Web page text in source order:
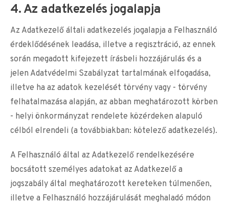
4. Az adatkezelés jogalapja
Az Adatkezelő általi adatkezelés jogalapja a Felhasználó
érdeklődésének leadása, illetve a regisztráció, az ennek
során megadott kifejezett írásbeli hozzájárulás és a
jelen Adatvédelmi Szabályzat tartalmának elfogadása,
illetve ha az adatok kezelését törvény vagy - törvény
felhatalmazása alapján, az abban meghatározott körben
- helyi önkormányzat rendelete közérdeken alapuló
célból elrendeli (a továbbiakban: kötelező adatkezelés).
A Felhasználó által az Adatkezelő rendelkezésére
bocsátott személyes adatokat az Adatkezelő a
jogszabály által meghatározott kereteken túlmenően,
illetve a Felhasználó hozzájárulását meghaladó módon